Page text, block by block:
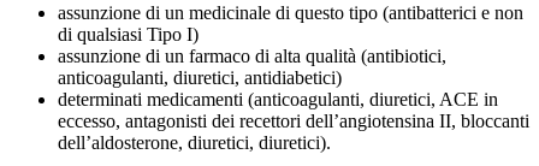
assunzione di un medicinale di questo tipo (antibatterici e non
di qualsiasi Tipo I)
assunzione di un farmaco di alta qualità (antibiotici,
anticoagulanti, diuretici, antidiabetici)
determinati medicamenti (anticoagulanti, diuretici, ACE in
eccesso, antagonisti dei recettori dell’angiotensina II, bloccanti
dell’aldosterone, diuretici, diuretici).